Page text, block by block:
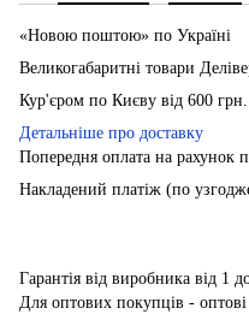
«Новою поштою» по Україні
Великогабаритні товари
Кур'єром по Києву від 600 грн.
Детальніше про доставку
Попередня оплата на рахунок
Накладений платіж (по
Гарантія від виробника від 1
Для оптових покупців - оптові